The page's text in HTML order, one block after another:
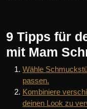
9 Tipps für
mit Mam
Wähle
passen.
Kombiniere
deinen Look zu